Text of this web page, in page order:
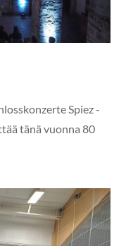
Spiez -
tänä vuonna 80